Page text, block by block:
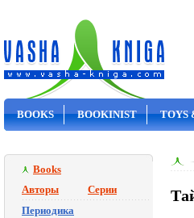
BOOKS BOOKINIST TOYS
Books
Авторы
Серии
Периодика